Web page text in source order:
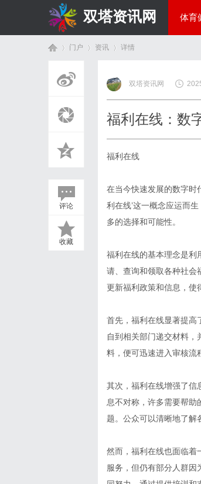
双塔资讯网 体育
门户 资讯
›
详情
评论
收藏
双塔资讯网
福利在线：数
福利在线
在当今快速发展的数字时
利在线’这一概念应运而
多的选择和可能性。
福利在线的基本理念是利
请、查询和领取各种社会
更新福利政策和信息，使
首先，福利在线显著提高
自到相关部门递交材料
料，便可迅速进入审核流
其次，福利在线增强了信
息不对称，许多需要帮助
题。公众可以清晰地了解
然而，福利在线也面临着
服务，但仍有部分人群因